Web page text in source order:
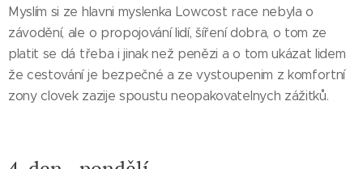
Myslím si ze hlavni myslenka Lowcost race nebyla o
závodění, ale o propojování lidí, šíření dobra, o tom ze
platit se dá třeba i jinak než penězi a o tom ukázat lidem
že cestování je bezpečné a ze vystoupenim z komfortní
zony clovek zazije spoustu neopakovatelnych zážitků.